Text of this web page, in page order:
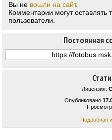
Лицензия:
Опубликовано
Подробная
Постоянная
Вы не вошли на сайт.
Комментарии могут оставлять
пользователи.